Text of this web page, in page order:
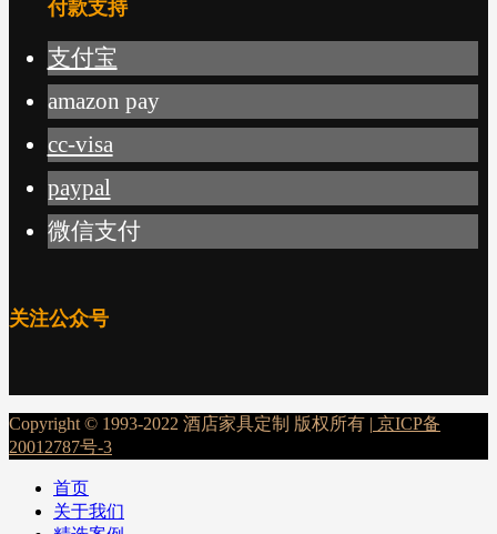
付款支持
支付宝
amazon pay
cc-visa
paypal
微信支付
关注公众号
Copyright © 1993-2022 酒店家具定制 版权所有 | 京ICP备
20012787号-3
首页
关于我们